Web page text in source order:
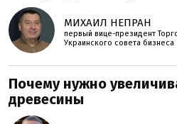
МИХАИЛ НЕПРАН
первый вице-президент
Украинского совета бизнеса
Почему нужно
древесины